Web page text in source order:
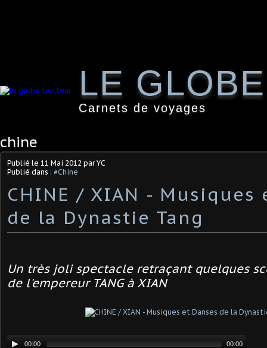
LE
Carnets de voyages
chine
Publié le 11 Mai 2012 par YC
Publié dans : #Chine
CHINE / XIAN - Musiques
de la Dynastie Tang
Un très joli spectacle retraçant quelques
de l'empereur TANG à XIAN